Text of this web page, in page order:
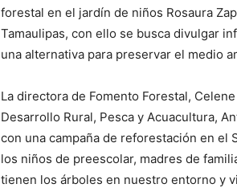
forestal en el jardín de niños Rosaura
Tamaulipas, con ello se busca divulgar
una alternativa para preservar el medio
La directora de Fomento Forestal,
Desarrollo Rural, Pesca y Acuacultura,
con una campaña de reforestación en el
los niños de preescolar, madres de
tienen los árboles en nuestro entorno y